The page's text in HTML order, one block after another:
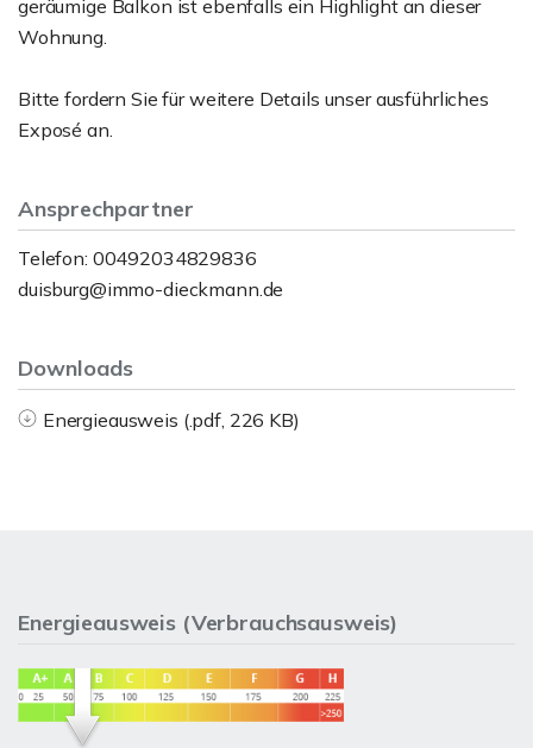
geräumige Balkon ist ebenfalls ein Highlight an dieser
Wohnung.
Bitte fordern Sie für weitere Details unser ausführliches
Exposé an.
Ansprechpartner
Telefon: 00492034829836
duisburg@immo-dieckmann.de
Downloads
Energieausweis (.pdf, 226 KB)
Energieausweis (Verbrauchsausweis)